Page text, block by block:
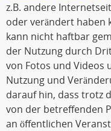
z.B. andere
oder verändert haben
kann nicht haftbar
der Nutzung durch
von Fotos und Videos
Nutzung und
darauf hin, dass trotz
von der betreffenden
an öffentlichen